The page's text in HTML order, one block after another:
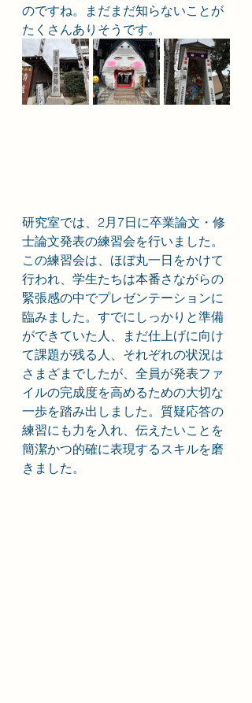
のですね。まだまだ知らないことが
たくさんありそうです。
研究室では、2月7日に卒業論文・修
士論文発表の練習会を行いました。
この練習会は、ほぼ丸一日をかけて
行われ、学生たちは本番さながらの
緊張感の中でプレゼンテーションに
臨みました。すでにしっかりと準備
ができていた人、まだ仕上げに向け
て課題が残る人、それぞれの状況は
さまざまでしたが、全員が発表ファ
イルの完成度を高めるための大切な
一歩を踏み出しました。質疑応答の
練習にも力を入れ、伝えたいことを
簡潔かつ的確に表現するスキルを磨
きました。